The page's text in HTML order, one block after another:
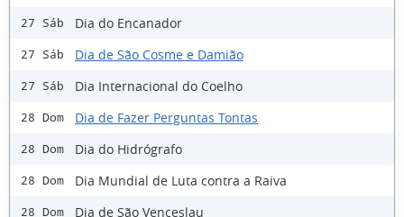
27 Sáb Dia do Encanador
27 Sáb Dia de São Cosme e Damião
27 Sáb Dia Internacional do Coelho
28 Dom Dia de Fazer Perguntas Tontas
28 Dom Dia do Hidrógrafo
28 Dom Dia Mundial de Luta contra a Raiva
28 Dom Dia de São Venceslau